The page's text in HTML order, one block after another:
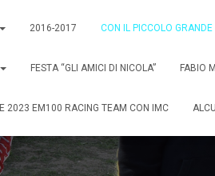
2016-2017 CON IL PICCOLO
FESTA “GLI AMICI DI NICOLA” FABIO
2023 EM100 RACING TEAM CON IMC